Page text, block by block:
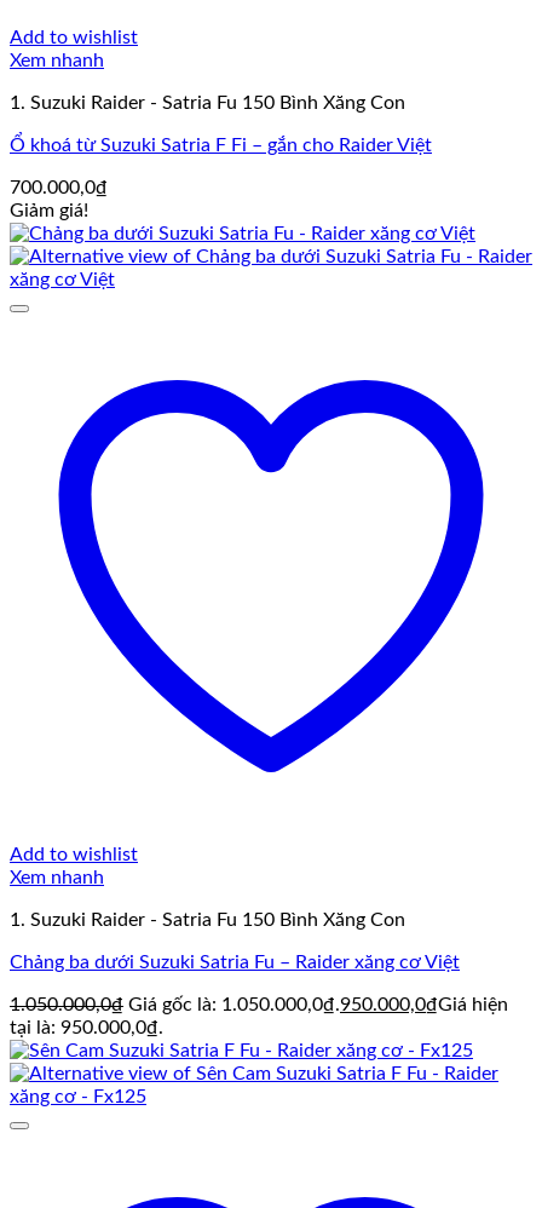
Add to wishlist
Xem nhanh
1. Suzuki Raider - Satria Fu 150 Bình Xăng Con
Ổ khoá từ Suzuki Satria F Fi – gắn cho Raider Việt
700.000,0₫
Giảm giá!
Add to wishlist
Xem nhanh
1. Suzuki Raider - Satria Fu 150 Bình Xăng Con
Chảng ba dưới Suzuki Satria Fu – Raider xăng cơ Việt
1.050.000,0₫ Giá gốc là: 1.050.000,0₫.950.000,0₫Giá hiện
tại là: 950.000,0₫.